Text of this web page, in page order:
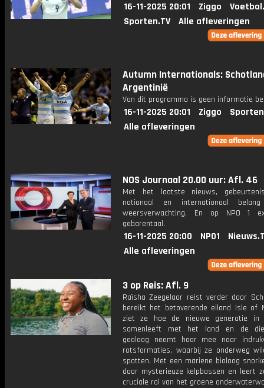
16-11-2025 20:01 Ziggo
Sporten.TV
Alle afleveringen
Autumn Internationals:
Argentinië
Van dit programma is geen informatie
16-11-2025 20:01 Ziggo
Alle afleveringen
NOS Journaal 20.00 uur: Afl. 46
Met het laatste nieuws,
nationaal en internationaal
weersverwachting. En op NPO 1
gebarentaal.
16-11-2025 20:00 NPO1
Alle afleveringen
3 op Reis: Afl. 9
Raïsha Zeegelaar reist verder door
bereikt het betoverende eiland Isle of
ziet ze hoe de nieuwe generatie in
samenleeft met het land en de
geoloog neemt haar mee naar
rotsformaties, waarbij ze onderweg
spotten. Met een mariene bioloog
door mysterieuze kelpbossen en leert
cruciale rol van het groene